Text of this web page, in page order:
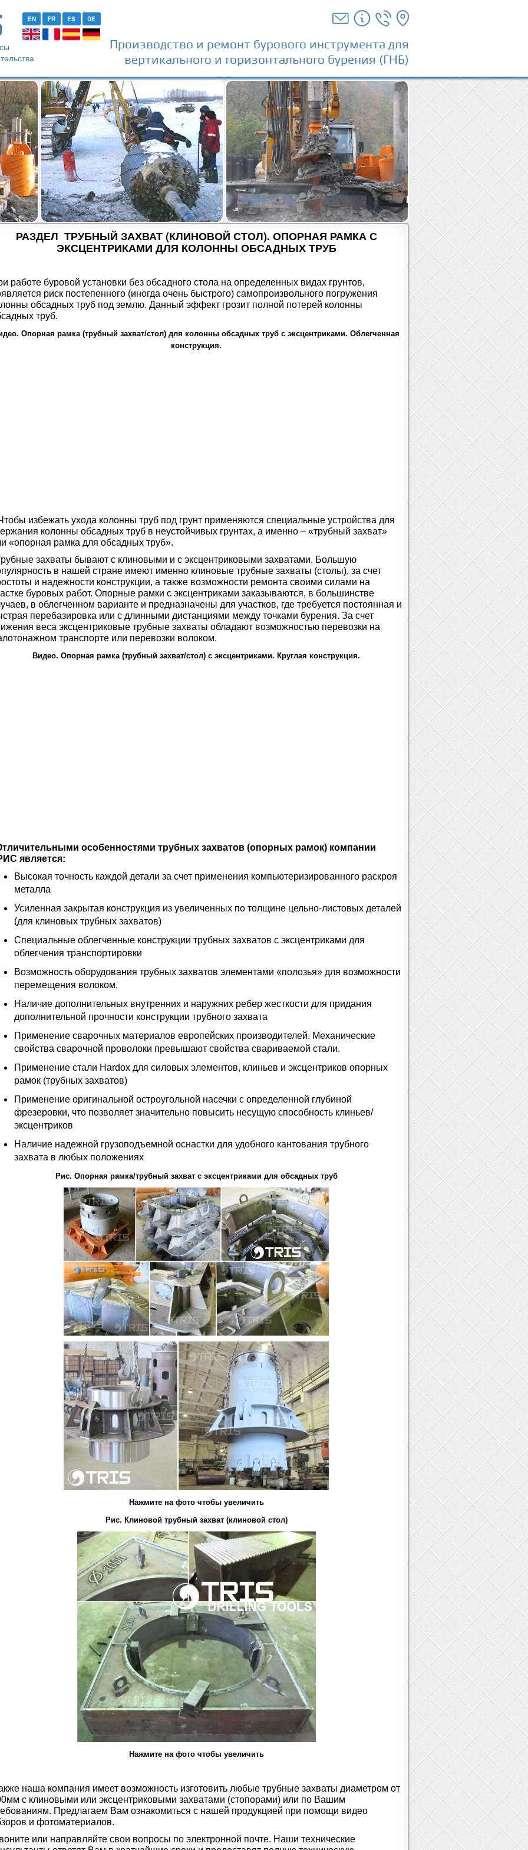
EN FR ES DE
Производство и ремонт бурового инструмента для
вертикального и горизонтального бурения (ГНБ)
РАЗДЕЛ ТРУБНЫЙ ЗАХВАТ (КЛИНОВОЙ СТОЛ). ОПОРНАЯ РАМКА С
ЭКСЦЕНТРИКАМИ ДЛЯ КОЛОННЫ ОБСАДНЫХ ТРУБ
работе буровой установки без обсадного стола на определенных видах грунтов,
риск постепенного (иногда очень быстрого) самопроизвольного погружения
обсадных труб под землю. Данный эффект грозит полной потерей колонны
труб.
Опорная рамка (трубный захват/стол) для колонны обсадных труб с эксцентриками. Облегченная
конструкция.
избежать ухода колонны труб под грунт применяются специальные устройства для
колонны обсадных труб в неустойчивых грунтах, а именно – «трубный захват»
«опорная рамка для обсадных труб».
захваты бывают с клиновыми и с эксцентриковыми захватами. Большую
в нашей стране имеют именно клиновые трубные захваты (столы), за счет
и надежности конструкции, а также возможности ремонта своими силами на
буровых работ. Опорные рамки с эксцентриками заказываются, в большинстве
в облегченном варианте и предназначены для участков, где требуется постоянная и
перебазировка или с длинными дистанциями между точками бурения. За счет
веса эксцентриковые трубные захваты обладают возможностью перевозки на
транспорте или перевозки волоком.
Видео. Опорная рамка (трубный захват/стол) с эксцентриками. Круглая конструкция.
особенностями трубных захватов (опорных рамок) компании
является:
Высокая точность каждой детали за счет применения компьютеризированного раскроя
металла
Усиленная закрытая конструкция из увеличенных по толщине цельно-листовых деталей
(для клиновых трубных захватов)
Специальные облегченные конструкции трубных захватов с эксцентриками для
облегчения транспортировки
Возможность оборудования трубных захватов элементами «полозья» для возможности
перемещения волоком.
Наличие дополнительных внутренних и наружних ребер жесткости для придания
дополнительной прочности конструкции трубного захвата
Применение сварочных материалов европейских производителей. Механические
свойства сварочной проволоки превышают свойства свариваемой стали.
Применение стали Hardox для силовых элементов, клиньев и эксцентриков опорных
рамок (трубных захватов)
Применение оригинальной остроугольной насечки с определенной глубиной
фрезеровки, что позволяет значительно повысить несущую способность клиньев/
эксцентриков
Наличие надежной грузоподъемной оснастки для удобного кантования трубного
захвата в любых положениях
Рис. Опорная рамка/трубный захват с эксцентриками для обсадных труб
Нажмите на фото чтобы увеличить
Рис. Клиновой трубный захват (клиновой стол)
Нажмите на фото чтобы увеличить
наша компания имеет возможность изготовить любые трубные захваты диаметром от
с клиновыми или эксцентриковыми захватами (стопорами) или по Вашим
Предлагаем Вам ознакомиться с нашей продукцией при помощи видео
и фотоматериалов.
или направляйте свои вопросы по электронной почте. Наши технические